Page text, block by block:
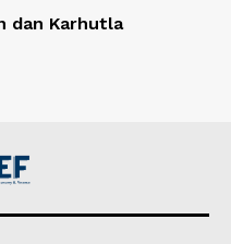
dan Karhutla